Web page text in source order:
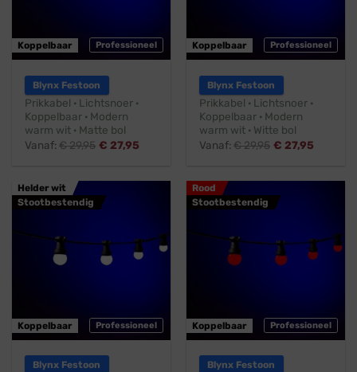
Professioneel
Koppelbaar
Blynx Festoon
Prikkabel · Lichtsnoer ·
Koppelbaar · Modern
warm wit · Matte bol
Vanaf:€29,95 € 27,95
Professioneel
Koppelbaar
Blynx Festoon
Prikkabel · Lichtsnoer ·
Koppelbaar · Modern
warm wit · Witte bol
Vanaf:€29,95 € 27,95
Helder wit
Stootbestendig
Professioneel
Koppelbaar
Blynx Festoon
Rood
Stootbestendig
Professioneel
Koppelbaar
Blynx Festoon